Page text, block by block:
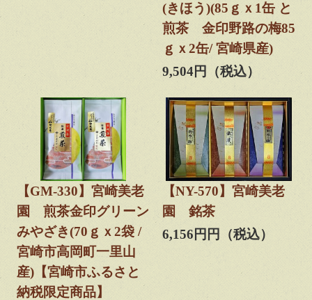
(きほう)(85ｇｘ1缶 と
煎茶 金印野路の梅85
ｇｘ2缶/ 宮崎県産)
9,504円（税込）
【GM-330】宮崎美老
園 煎茶金印グリーン
みやざき(70ｇｘ2袋 /
宮崎市高岡町一里山
産)【宮崎市ふるさと
納税限定商品】
【NY-570】宮崎美老
園 銘茶
6,156円円（税込）